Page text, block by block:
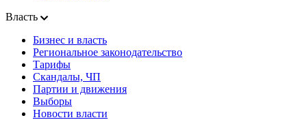
Власть
Бизнес и власть
Региональное законодательство
Тарифы
Скандалы, ЧП
Партии и движения
Выборы
Новости власти